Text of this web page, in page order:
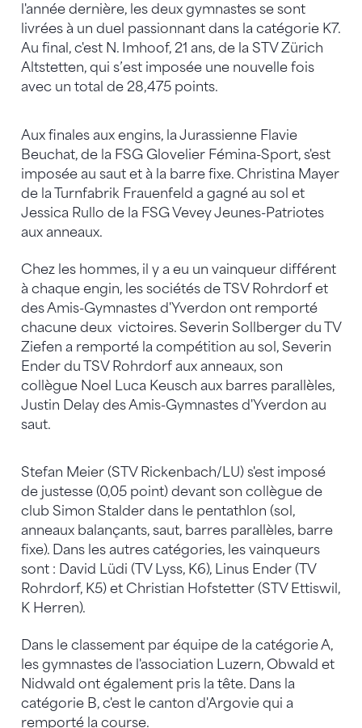
l'année dernière, les deux gymnastes se sont
livrées à un duel passionnant dans la catégorie K7.
Au final, c'est N. Imhoof, 21 ans, de la STV Zürich
Altstetten, qui s’est imposée une nouvelle fois
avec un total de 28,475 points.
Aux finales aux engins, la Jurassienne Flavie
Beuchat, de la FSG Glovelier Fémina-Sport, s'est
imposée au saut et à la barre fixe. Christina Mayer
de la Turnfabrik Frauenfeld a gagné au sol et
Jessica Rullo de la FSG Vevey Jeunes-Patriotes
aux anneaux.
Chez les hommes, il y a eu un vainqueur différent
à chaque engin, les sociétés de TSV Rohrdorf et
des Amis-Gymnastes d'Yverdon ont remporté
chacune deux victoires. Severin Sollberger du TV
Ziefen a remporté la compétition au sol, Severin
Ender du TSV Rohrdorf aux anneaux, son
collègue Noel Luca Keusch aux barres parallèles,
Justin Delay des Amis-Gymnastes d'Yverdon au
saut.
Stefan Meier (STV Rickenbach/LU) s'est imposé
de justesse (0,05 point) devant son collègue de
club Simon Stalder dans le pentathlon (sol,
anneaux balançants, saut, barres parallèles, barre
fixe). Dans les autres catégories, les vainqueurs
sont : David Lüdi (TV Lyss, K6), Linus Ender (TV
Rohrdorf, K5) et Christian Hofstetter (STV Ettiswil,
K Herren).
Dans le classement par équipe de la catégorie A,
les gymnastes de l'association Luzern, Obwald et
Nidwald ont également pris la tête. Dans la
catégorie B, c'est le canton d'Argovie qui a
remporté la course.